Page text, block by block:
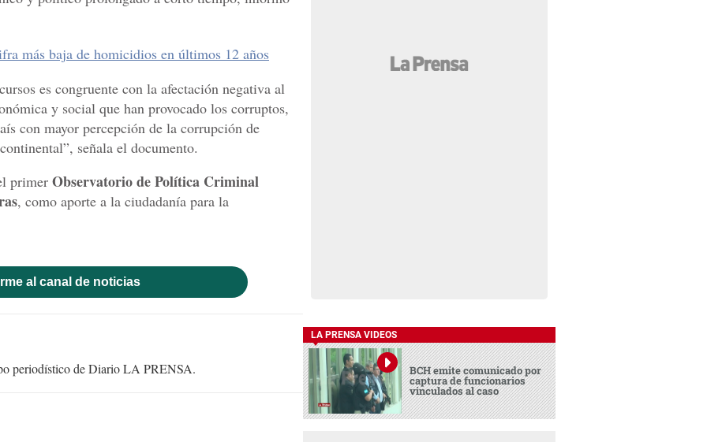
más baja de homicidios en últimos 12 años
es congruente con la afectación negativa al
y social que han provocado los corruptos,
con mayor percepción de la corrupción de
señala el documento.
primer Observatorio de Política Criminal
, como aporte a la ciudadanía para la
al canal de noticias
periodístico de Diario LA PRENSA.
LA PRENSA VIDEOS
BCH emite comunicado por
captura de funcionarios
vinculados al caso